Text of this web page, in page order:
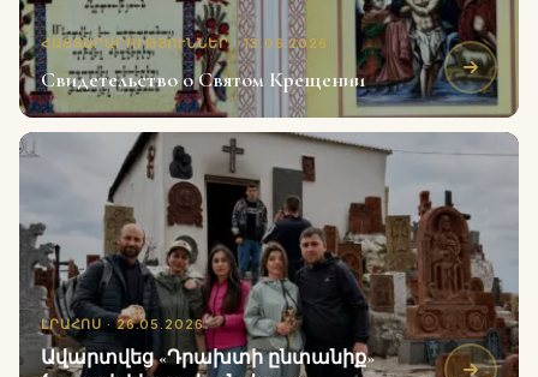
ՀԱՅՏԱՐԱՐՈՒԹՅՈՒՆՆԵՐ · 13.06.2026
Свидетельство о Святом Крещении
ԼՐԱՀՈՍ · 26.05.2026
Ավարտվեց «Դրախտի ընտանիք»